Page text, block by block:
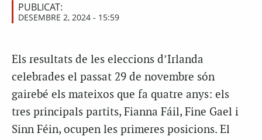
PUBLICAT:
DESEMBRE 2, 2024 - 15:59
Els resultats de les eleccions d’Irlanda
celebrades el passat 29 de novembre són
gairebé els mateixos que fa quatre anys: els
tres principals partits, Fianna Fáil, Fine Gael i
Sinn Féin, ocupen les primeres posicions. El